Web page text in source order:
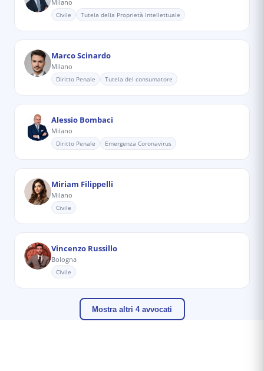
Milano
Civile Tutela della Proprietà Intellettuale
Marco Scinardo
Milano
Diritto Penale Tutela del consumatore
Alessio Bombaci
Milano
Diritto Penale Emergenza Coronavirus
Miriam Filippelli
Milano
Civile
Vincenzo Russillo
Bologna
Civile
Mostra altri 4 avvocati